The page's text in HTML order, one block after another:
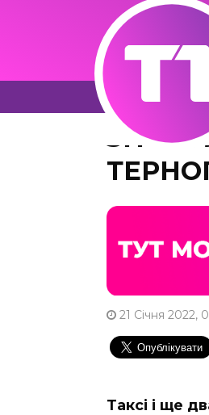
21 Січня 2022,
Таксі і ще